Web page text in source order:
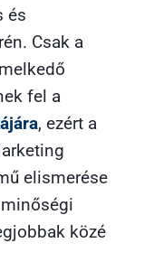
és
Csak a
fel a
, ezért a
elismerése
közé